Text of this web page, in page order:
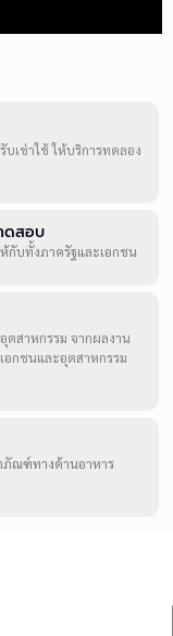
เช่าใช้ ให้บริการทดลอง
ดสอบ
กับทั้งภาครัฐและเอกชน
สาหกรรม จากผลงาน
กชนและอุตสาหกรรม
ภัณฑ์ทางด้านอาหาร